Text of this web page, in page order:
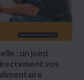
: un joint
vos